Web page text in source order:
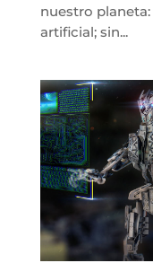
nuestro
artificial; sin...